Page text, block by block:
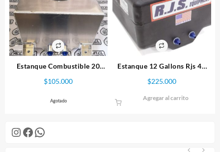
Instagram
Facebook
WhatsApp
Estanque Combustible 20
litros ST1.
$105.000
Agotado
Estanque 12 Gallons Rjs 45
$225.000
Agregar al carrito